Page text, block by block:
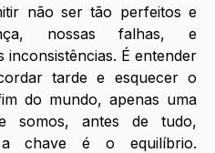
não ser tão perfeitos e
nossas falhas, e
inconsistências. É entender
tarde e esquecer o
do mundo, apenas uma
somos, antes de tudo,
chave é o equilíbrio.